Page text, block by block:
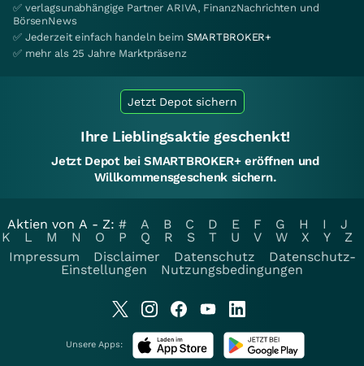
✅ verlagsunabhängige Partner ARIVA, FinanzNachrichten und
BörsenNews
✅ Jederzeit einfach handeln beim SMARTBROKER+
✅ mehr als 25 Jahre Marktpräsenz
Jetzt Depot sichern
Ihre Lieblingsaktie geschenkt!
Jetzt Depot bei SMARTBROKER+ eröffnen und
Willkommensgeschenk sichern.
Aktien von A - Z: # A B C D E F G H I
J
K
L M N O P Q R S T U V W X Y
Z
Impressum
Disclaimer Datenschutz
Datenschutz-
Einstellungen
Nutzungsbedingungen
Unsere Apps: